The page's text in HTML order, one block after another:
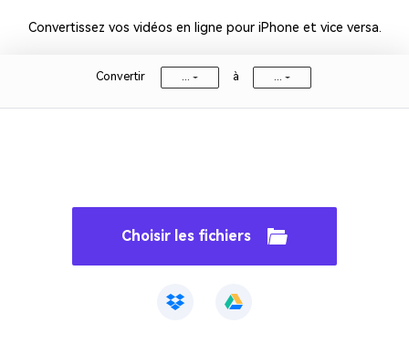
Convertissez vos vidéos en ligne pour iPhone et vice versa.
Convertir à
Choisir les fichiers